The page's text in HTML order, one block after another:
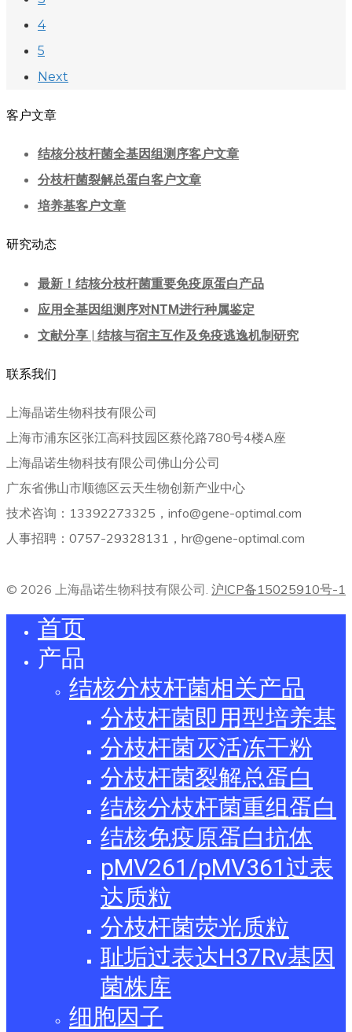
4
5
Next
客户文章
结核分枝杆菌全基因组测序客户文章
分枝杆菌裂解总蛋白客户文章
培养基客户文章
研究动态
最新！结核分枝杆菌重要免疫原蛋白产品
应用全基因组测序对NTM进行种属鉴定
文献分享 | 结核与宿主互作及免疫逃逸机制研究
联系我们
上海晶诺生物科技有限公司
上海市浦东区张江高科技园区蔡伦路780号4楼A座
上海晶诺生物科技有限公司佛山分公司
广东省佛山市顺德区云天生物创新产业中心
技术咨询：13392273325，info@gene-optimal.com
人事招聘：0757-29328131，hr@gene-optimal.com
© 2026 上海晶诺生物科技有限公司. 沪ICP备15025910号-1
首页
产品
结核分枝杆菌相关产品
分枝杆菌即用型培养基
分枝杆菌灭活冻干粉
分枝杆菌裂解总蛋白
结核分枝杆菌重组蛋白
结核免疫原蛋白抗体
pMV261/pMV361过表
达质粒
分枝杆菌荧光质粒
耻垢过表达H37Rv基因
菌株库
细胞因子